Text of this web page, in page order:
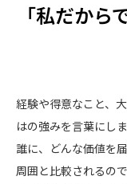
「私だか
経験や得意なこと、
はの強みを言葉にしま
誰に、どんな価値を
周囲と比較されるの